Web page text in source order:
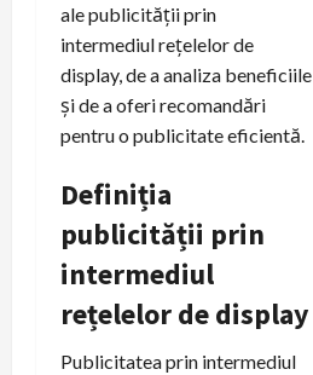
ale publicității prin
intermediul rețelelor de
display, de a analiza beneficiile
și de a oferi recomandări
pentru o publicitate eficientă.
Definiția
publicității prin
intermediul
rețelelor de display
Publicitatea prin intermediul